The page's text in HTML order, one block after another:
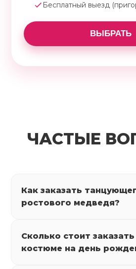
Бесплатный выезд
ВЫБРАТЬ
ЧАСТЫЕ
Как заказать
ростового медведя?
Сколько стоит
костюме на день